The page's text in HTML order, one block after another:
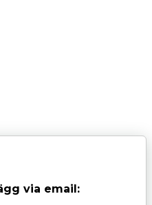
via email: